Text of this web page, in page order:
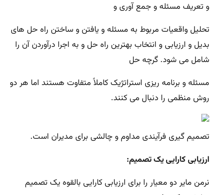
و تعریف مسئله و جمع آوری و
تحلیل واقعیات مربوط به مسئله و یافتن و ساختن راه حل های
بدیل و ارزیابی و انتخاب بهترین راه حل و به اجرا درآوردن آن را
شامل می شود. گرچه حل
مسئله و برنامه ریزی استراتژیک کاملاً متفاوت هستند اما هر دو
روش منظمی را دنبال می کنند.
تصمیم گیری فرآیندی مداوم و چالشی برای مدیران است.
ارزیابی کارایی یک تصمیم:
نرمن مایر دو معیار را برای ارزیابی کارایی بالقوه یک تصمیم